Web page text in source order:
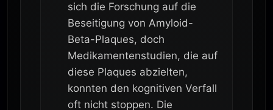
sich die Forschung auf die
Beseitigung von Amyloid-
Beta-Plaques, doch
Medikamentenstudien, die auf
diese Plaques abzielten,
konnten den kognitiven Verfall
oft nicht stoppen. Die